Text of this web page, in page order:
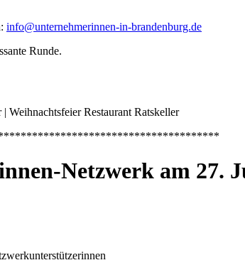
info@unternehmerinnen-in-brandenburg.de
Runde.
| Weihnachtsfeier Restaurant Ratskeller
Netzwerk am 27.